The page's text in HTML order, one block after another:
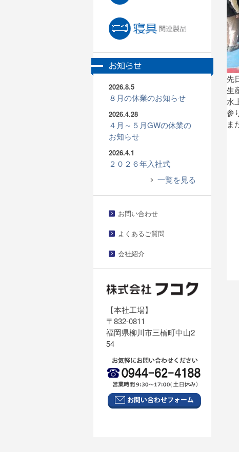
2026.8.5
８月の休業のお知らせ
2026.4.28
４月～５月GWの休業の
お知らせ
2026.4.1
２０２６年入社式
一覧を見る
お問い合わせ
よくあるご質問
会社紹介
【本社工場】
〒832-0811
福岡県柳川市三橋町中山2
54
先
生
水
参
ま